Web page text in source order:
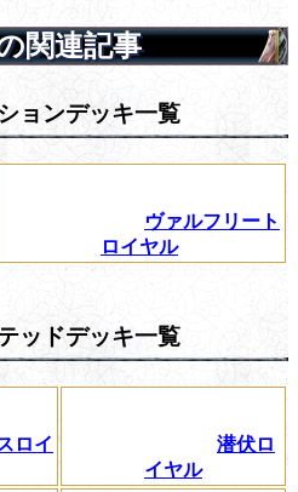
関連記事
ョンデッキ一覧
ヴァルフリート
ロイヤル
ッドデッキ一覧
ロイ
潜伏ロ
イヤル